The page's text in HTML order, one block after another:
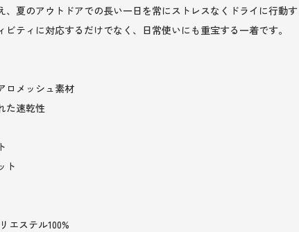
、夏のアウトドアでの長い一日を常にストレスなくドライに行動
ビティに対応するだけでなく、日常使いにも重宝する一着です。
ロメッシュ素材
た速乾性
ト
エステル100%